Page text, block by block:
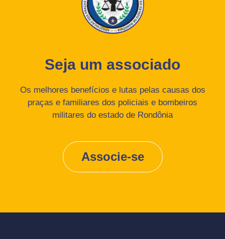
Seja um associado
Os melhores benefícios e lutas pelas causas dos
praças e familiares dos policiais e bombeiros
militares do estado de Rondônia
Associe-se